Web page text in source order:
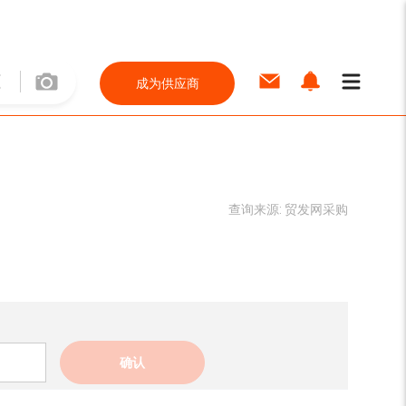
成为供应商
查询来源: 贸发网采购
确认